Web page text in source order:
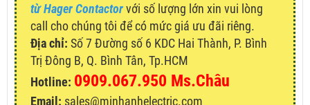
từ Hager Contactorvới số lượng lớn xin vui lòng
call cho chúng tôi để có mức giá ưu đãi riêng.
Địa chỉ: Số 7 Đường số 6 KDC Hai Thành, P. Bình
Trị Đông B, Q. Bình Tân, Tp.HCM
Hotline: 0909.067.950 Ms.Châu
Email: sales@minhanhelectric.com